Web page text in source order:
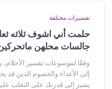
تفسيرات مختلفة
حلمت أني اشوف ثلاثه
جالسات محلهن
وفقًا لموسوعات تفسير الأحلام،
إلى الأعداء والخصوم الذين قد
يشير إلى قدرتك على التغلب على